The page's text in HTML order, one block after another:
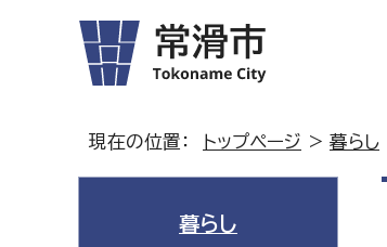
現在の位置： トップページ > 暮らし
暮らし